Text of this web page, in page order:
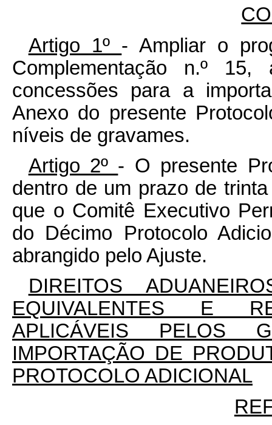
Artigo 1º - Ampliar o
Complementação n.º
concessões para a
Anexo do presente
níveis de gravames.
Artigo 2º - O presente
dentro de um prazo de
que o Comitê Executivo
do Décimo Protocolo
abrangido pelo Ajuste.
DIREITOS
EQUIVALENTES E
APLICÁVEIS PELOS
IMPORTAÇÃO DE
PROTOCOLO ADICIONAL